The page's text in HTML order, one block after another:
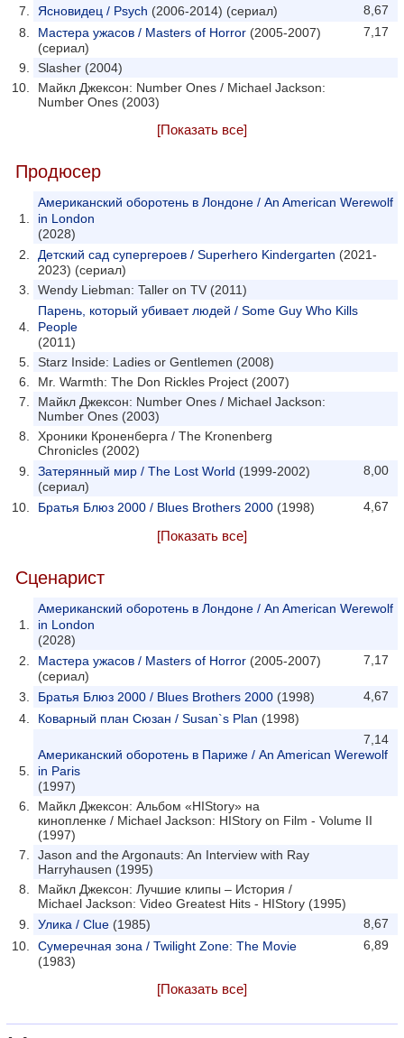
8,67
Ясновидец / Psych (2006-2014) (сериал)
7,17
Мастера ужасов / Masters of Horror (2005-2007)
(сериал)
Slasher (2004)
Майкл Джексон: Number Ones / Michael Jackson:
Number Ones (2003)
[Показать все]
Продюсер
Американский оборотень в Лондоне / An American Werewolf
in London
(2028)
Детский сад супергероев / Superhero Kindergarten (2021-
2023) (сериал)
Wendy Liebman: Taller on TV (2011)
Парень, который убивает людей / Some Guy Who Kills
People
(2011)
Starz Inside: Ladies or Gentlemen (2008)
Mr. Warmth: The Don Rickles Project (2007)
Майкл Джексон: Number Ones / Michael Jackson:
Number Ones (2003)
Хроники Кроненберга / The Kronenberg
Chronicles (2002)
8,00
Затерянный мир / The Lost World (1999-2002)
(сериал)
4,67
Братья Блюз 2000 / Blues Brothers 2000 (1998)
[Показать все]
Сценарист
Американский оборотень в Лондоне / An American Werewolf
in London
(2028)
7,17
Мастера ужасов / Masters of Horror (2005-2007)
(сериал)
4,67
Братья Блюз 2000 / Blues Brothers 2000 (1998)
Коварный план Сюзан / Susan`s Plan (1998)
7,14
Американский оборотень в Париже / An American Werewolf
in Paris
(1997)
Майкл Джексон: Альбом «HIStory» на
кинопленке / Michael Jackson: HIStory on Film - Volume II
(1997)
Jason and the Argonauts: An Interview with Ray
Harryhausen (1995)
Майкл Джексон: Лучшие клипы – История /
Michael Jackson: Video Greatest Hits - HIStory (1995)
8,67
Улика / Clue (1985)
6,89
Сумеречная зона / Twilight Zone: The Movie
(1983)
[Показать все]